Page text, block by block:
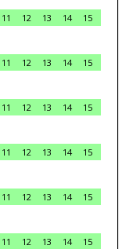
11 12 13 14
15
11 12 13 14
15
11 12 13 14
15
11 12 13 14
15
11 12 13 14
15
11 12 13 14 15